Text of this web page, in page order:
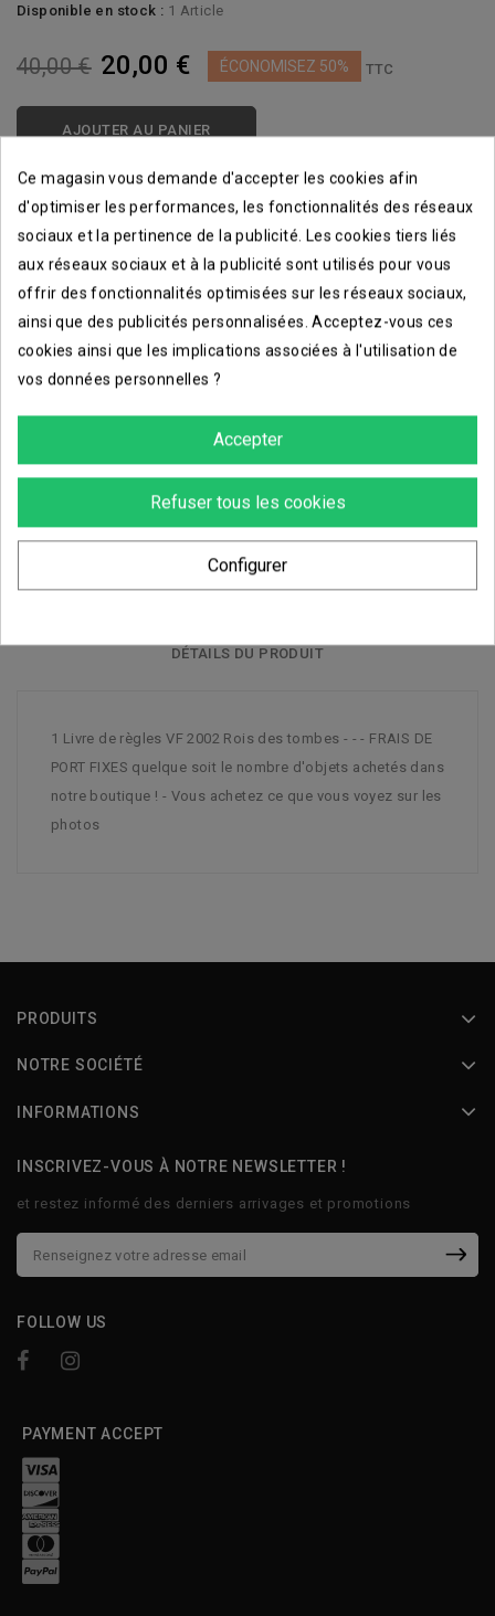
Disponible en stock : 1 Article
40,00 € 20,00 € ÉCONOMISEZ 50% TTC
AJOUTER AU PANIER
favorite_border
1
Retours acceptés sous 14 jours
Emballage soigné et sécurisé
DÉTAILS DU PRODUIT
1 Livre de règles VF 2002 Rois des tombes - - - FRAIS DE
PORT FIXES quelque soit le nombre d'objets achetés dans
notre boutique ! - Vous achetez ce que vous voyez sur les
photos
PRODUITS
NOTRE SOCIÉTÉ
INFORMATIONS
INSCRIVEZ-VOUS À NOTRE NEWSLETTER !
et restez informé des derniers arrivages et promotions
FOLLOW US
PAYMENT ACCEPT
Ce magasin vous demande d'accepter les cookies afin
d'optimiser les performances, les fonctionnalités des réseaux
sociaux et la pertinence de la publicité. Les cookies tiers liés
aux réseaux sociaux et à la publicité sont utilisés pour vous
offrir des fonctionnalités optimisées sur les réseaux sociaux,
ainsi que des publicités personnalisées. Acceptez-vous ces
cookies ainsi que les implications associées à l'utilisation de
vos données personnelles ?
Accepter
Refuser tous les cookies
Configurer